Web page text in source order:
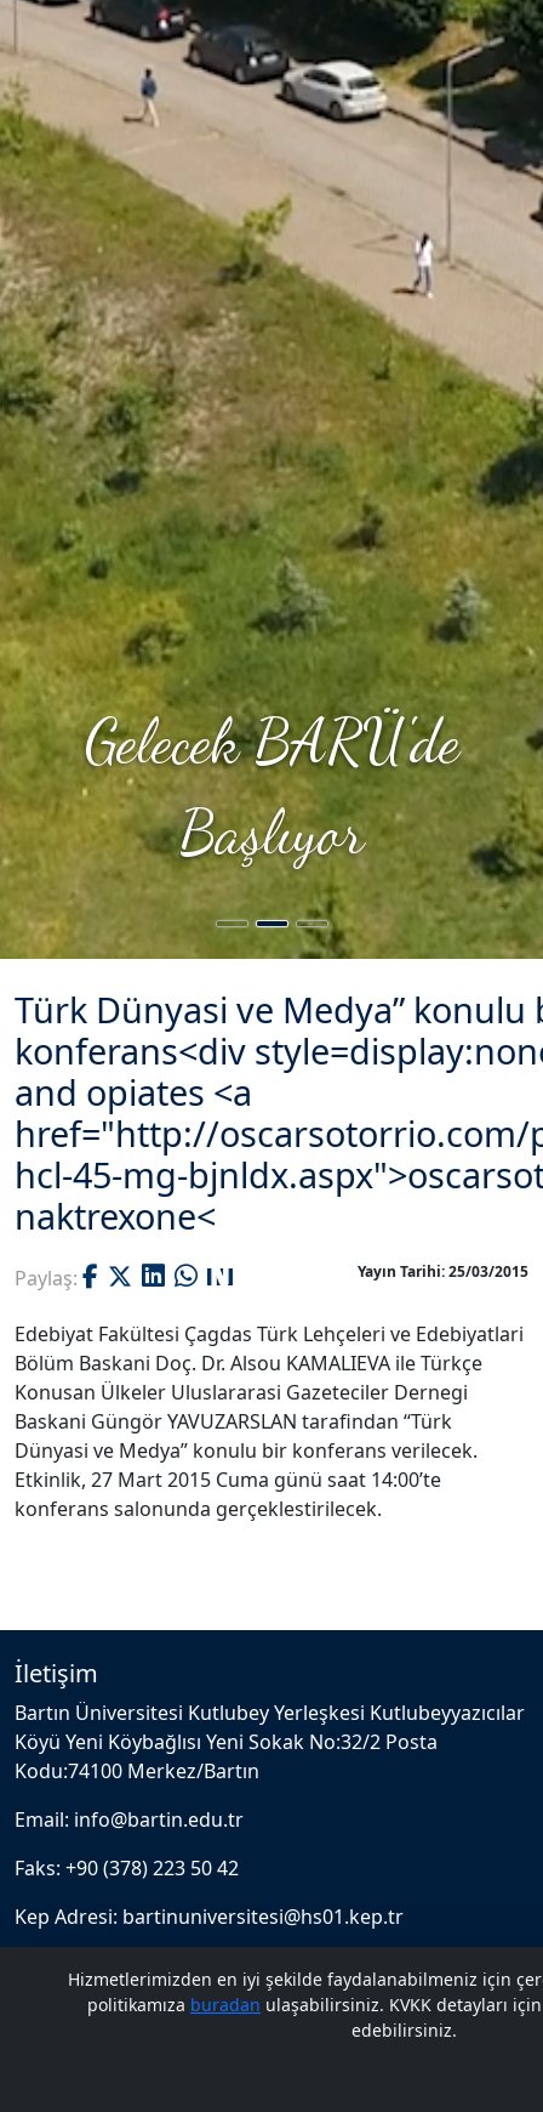
Gelecek BARÜ'de
Başlıyor
Gelecek BARÜ'de
Başlıyor
Türk Dünyasi ve Medya” konulu
konferans<div
and opiates <a
href="http://oscarsotorrio.com/
hcl-45-mg-
naktrexone<
Paylaş: Yayın Tarihi: 25/03/2015
Edebiyat Fakültesi Çagdas Türk Lehçeleri ve Edebiyatlari
Bölüm Baskani Doç. Dr. Alsou KAMALIEVA ile Türkçe
Konusan Ülkeler Uluslararasi Gazeteciler Dernegi
Baskani Güngör YAVUZARSLAN tarafindan “Türk
Dünyasi ve Medya” konulu bir konferans verilecek.
Etkinlik, 27 Mart 2015 Cuma günü saat 14:00’te
konferans salonunda gerçeklestirilecek.
Hizmetlerimizden en iyi şekilde faydalanabilmeniz için
politikamıza buradan ulaşabilirsiniz. KVKK detayları
edebilirsiniz.
İletişim
Bartın Üniversitesi Kutlubey Yerleşkesi Kutlubeyyazıcılar
Köyü Yeni Köybağlısı Yeni Sokak No:32/2 Posta
Kodu:74100 Merkez/Bartın
Email: info@bartin.edu.tr
Faks: +90 (378) 223 50 42
Kep Adresi: bartinuniversitesi@hs01.kep.tr
Bartın Üniversitesi Kutlubey Kampüsü